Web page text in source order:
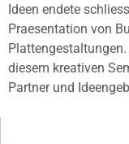
Ideen endete
Praesentation von
diesem kreativen
Partner und